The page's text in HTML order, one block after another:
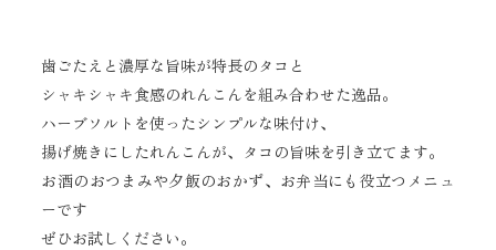
歯ごたえと濃厚な旨味が特長のタコと
シャキシャキ食感のれんこんを組み合わせた逸品。
ハーブソルトを使ったシンプルな味付け、
揚げ焼きにしたれんこんが、タコの旨味を引き立てます。
お酒のおつまみや夕飯のおかず、お弁当にも役立つメニュ
ーです
ぜひお試しください。